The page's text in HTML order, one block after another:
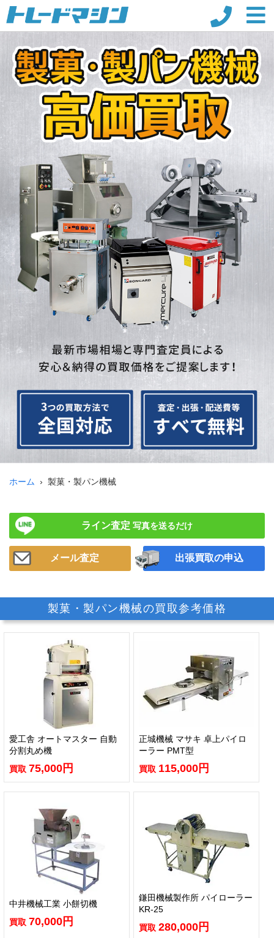
ホーム 製菓・製パン機械
ライン査定 写真を送るだけ
メール査定 出張買取の申込
製菓・製パン機械の買取参考価格
愛工舎 オートマスター 自動
分割丸め機
買取 75,000円
正城機械 マサキ 卓上パイロ
ーラー PMT型
買取 115,000円
中井機械工業 小餅切機
買取 70,000円
鎌田機械製作所 パイローラー
KR-25
買取 280,000円